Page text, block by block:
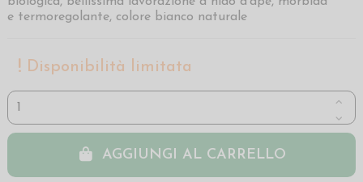
e termoregolante, colore bianco naturale
Disponibilità limitata
AGGIUNGI AL CARRELLO